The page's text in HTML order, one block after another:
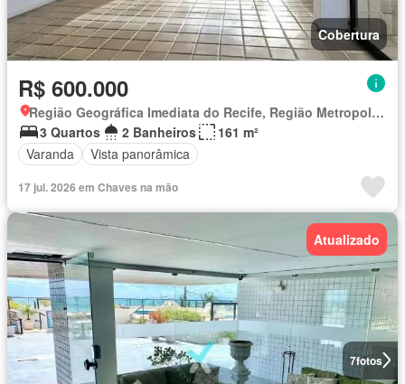
Cobertura
R$ 600.000
Região Geográfica Imediata do Recife, Região Metropolitana do Recife
3 Quartos
2 Banheiros
161 m²
Varanda
Vista panorâmica
17 jul. 2026 em Chaves na mão
7fotos
Atualizado